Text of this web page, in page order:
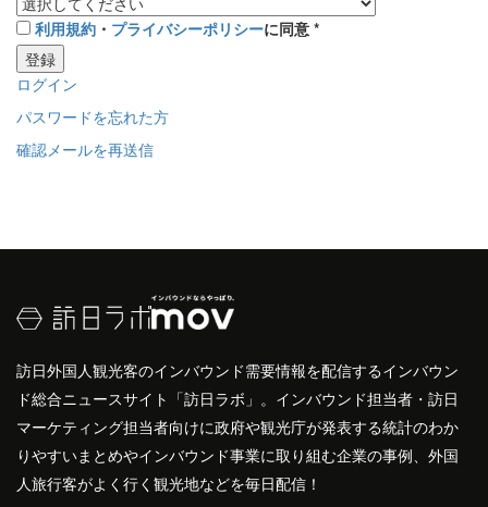
利用規約 ・ プライバシーポリシーに同意 *
登録
ログイン
パスワードを忘れた方
確認メールを再送信
訪日外国人観光客のインバウンド需要情報を配信するインバウン
ド総合ニュースサイト「訪日ラボ」。インバウンド担当者・訪日
マーケティング担当者向けに政府や観光庁が発表する統計のわか
りやすいまとめやインバウンド事業に取り組む企業の事例、外国
人旅行客がよく行く観光地などを毎日配信！